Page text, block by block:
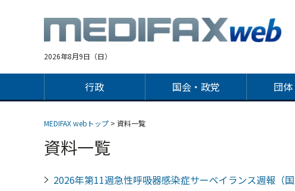
2026年8月9日（日）
行政 国会・政党 団
MEDIFAX webトップ > 資料一覧
資料一覧
2026年第11週急性呼吸器感染症サーベイランス週報（